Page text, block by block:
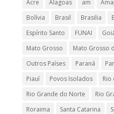
Acre Alagoas am
Bolívia
Brasil Brasilia
Espírito Santo
FUNAI
Mato Grosso
Mato Grosso
Outros Países
Paraná
Piauí
Povos Isolados
Rio
Rio Grande do Norte
Rio
Roraima
Santa Catarina